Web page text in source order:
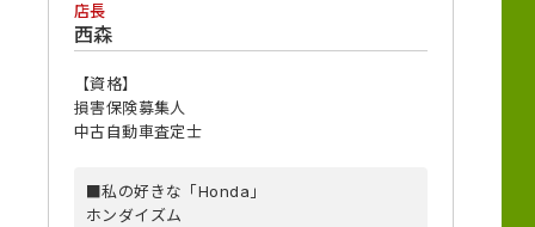
店長
西森
【資格】
損害保険募集人
中古自動車査定士
■私の好きな「Honda」
ホンダイズム